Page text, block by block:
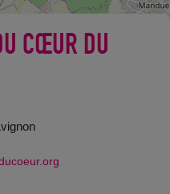
CŒUR DU